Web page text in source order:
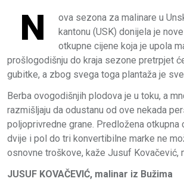
N
ova sezona za malinare u
kantonu (USK) donijela je
otkupne cijene koja je upola
prošlogodišnju do kraja sezone pretrpjet
gubitke, a zbog svega toga plantaža je
Berba ovogodišnjih plodova je u toku, a
razmišljaju da odustanu od ove nekada
poljoprivredne grane. Predložena otkupna
dvije i pol do tri konvertibilne marke ne
osnovne troškove, kaže Jusuf Kovačević,
JUSUF KOVAČEVIĆ, malinar iz Bužima